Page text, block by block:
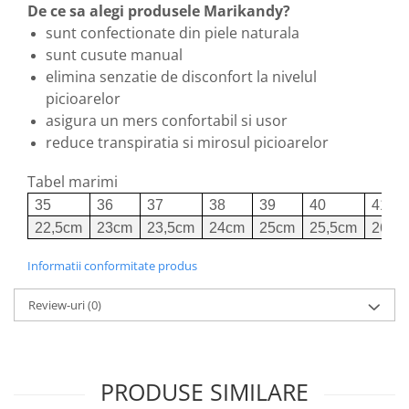
De ce sa alegi produsele Marikandy?
sunt confectionate din piele naturala
sunt cusute manual
elimina senzatie de disconfort la nivelul
picioarelor
asigura un mers confortabil si usor
reduce transpiratia si mirosul picioarelor
Tabel marimi
35 36 37 38 39 40
41
22,5cm
23cm 23,5cm 24cm 25cm 25,5cm 26cm
Informatii conformitate produs
Review-uri(0)
PRODUSE SIMILARE